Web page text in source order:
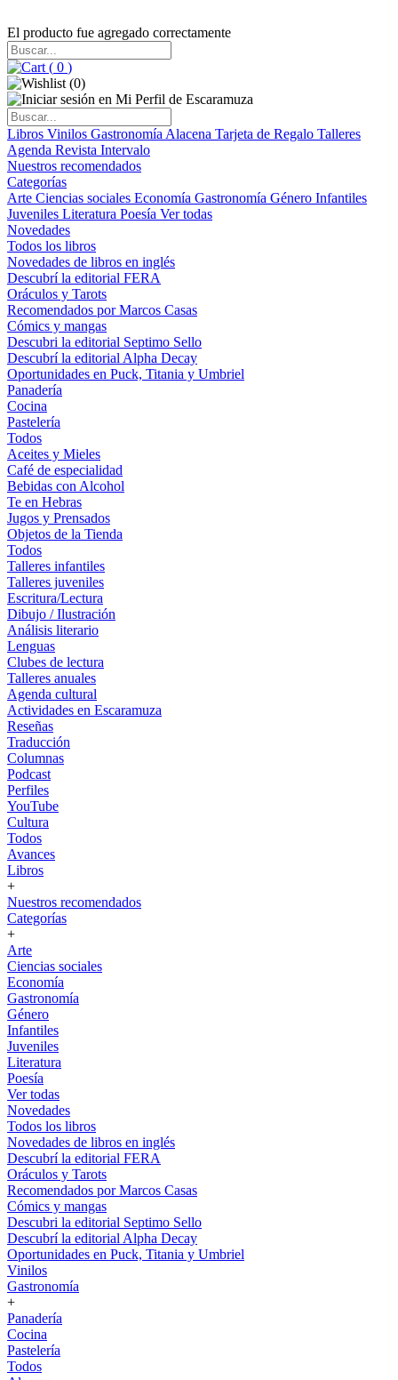
El producto fue agregado correctamente
( 0 )
(0)
Libros Vinilos Gastronomía Alacena Tarjeta de Regalo Talleres
Agenda Revista Intervalo
Nuestros recomendados
Categorías
Arte Ciencias sociales Economía Gastronomía Género Infantiles
Juveniles Literatura Poesía Ver todas
Novedades
Todos los libros
Novedades de libros en inglés
Descubrí la editorial FERA
Oráculos y Tarots
Recomendados por Marcos Casas
Cómics y mangas
Descubri la editorial Septimo Sello
Descubrí la editorial Alpha Decay
Oportunidades en Puck, Titania y Umbriel
Panadería
Cocina
Pastelería
Todos
Aceites y Mieles
Café de especialidad
Bebidas con Alcohol
Te en Hebras
Jugos y Prensados
Objetos de la Tienda
Todos
Talleres infantiles
Talleres juveniles
Escritura/Lectura
Dibujo / Ilustración
Análisis literario
Lenguas
Clubes de lectura
Talleres anuales
Agenda cultural
Actividades en Escaramuza
Reseñas
Traducción
Columnas
Podcast
Perfiles
YouTube
Cultura
Todos
Avances
Libros
+
Nuestros recomendados
Categorías
+
Arte
Ciencias sociales
Economía
Gastronomía
Género
Infantiles
Juveniles
Literatura
Poesía
Ver todas
Novedades
Todos los libros
Novedades de libros en inglés
Descubrí la editorial FERA
Oráculos y Tarots
Recomendados por Marcos Casas
Cómics y mangas
Descubri la editorial Septimo Sello
Descubrí la editorial Alpha Decay
Oportunidades en Puck, Titania y Umbriel
Vinilos
Gastronomía
+
Panadería
Cocina
Pastelería
Todos